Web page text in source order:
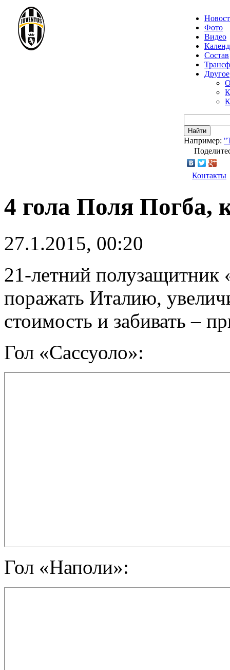
Фото
Видео
Состав
Другое
Найти
Например:
Контакты
4 гола Поля Погба,
27.1.2015, 00:20
21-летний
поражать Италию,
стоимость и забивать –
Гол «Сассуоло»:
Гол «Наполи»: